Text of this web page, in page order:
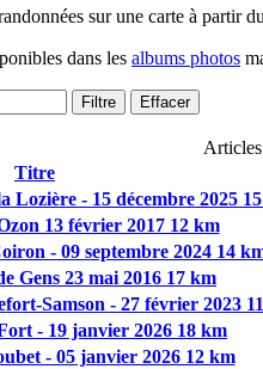
sur une carte à partir
dans les albums photos
Filtre Effacer
Articles
Titre
Lozière - 15 décembre 2025
13 février 2017 12 km
- 09 septembre 2024 14
Gens 23 mai 2016 17 km
Samson - 27 février 2023
- 19 janvier 2026 18 km
- 05 janvier 2026 12 km